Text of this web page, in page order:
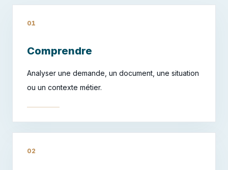
01
Comprendre
Analyser une demande, un document, une situation
ou un contexte métier.
02